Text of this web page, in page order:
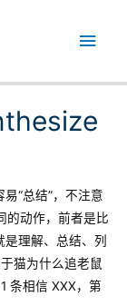
主
菜
单
“总结”，不注意
的动作，前者是比
理解、总结、列
猫为什么追老鼠
条相信 XXX，第